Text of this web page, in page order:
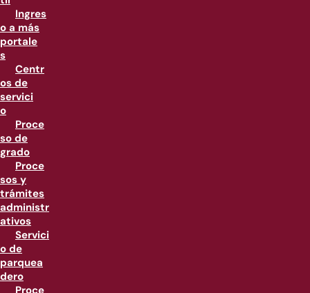
Ingres
o a más
portale
s
Centr
os de
servici
o
Proce
so de
grado
Proce
sos y
trámites
administr
ativos
Servici
o de
parquea
dero
Proce